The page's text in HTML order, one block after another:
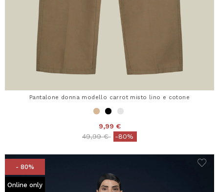
Pantalone donna modello carrot misto lino e cotone
9,99 €
Price reduced from
49,99 €to-80%
- 80%
Online only